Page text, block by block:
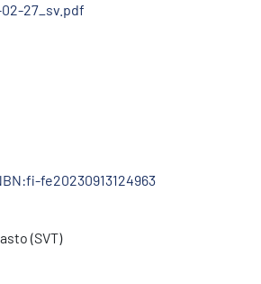
27_sv.pdf
fe20230913124963
(SVT)